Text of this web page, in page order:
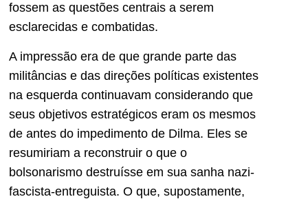
fossem as questões centrais a serem
esclarecidas e combatidas.
A impressão era de que grande parte das
militâncias e das direções políticas existentes
na esquerda continuavam considerando que
seus objetivos estratégicos eram os mesmos
de antes do impedimento de Dilma. Eles se
resumiriam a reconstruir o que o
bolsonarismo destruísse em sua sanha nazi-
fascista-entreguista. O que, supostamente,